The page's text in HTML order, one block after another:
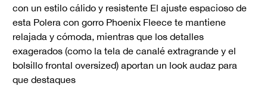
con un estilo cálido y resistente El ajuste espacioso de
esta Polera con gorro Phoenix Fleece te mantiene
relajada y cómoda, mientras que los detalles
exagerados (como la tela de canalé extragrande y el
bolsillo frontal oversized) aportan un look audaz para
que destaques